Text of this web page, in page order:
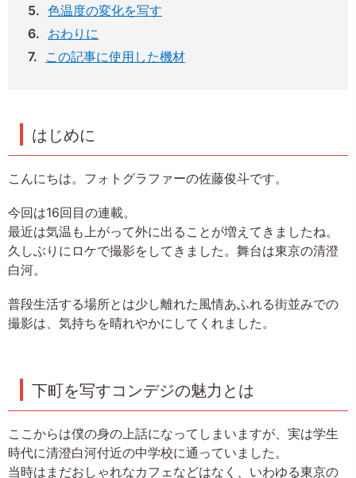
色温度の変化を写す
おわりに
この記事に使用した機材
はじめに
こんにちは。フォトグラファーの佐藤俊斗です。
今回は16回目の連載。
最近は気温も上がって外に出ることが増えてきましたね。
久しぶりにロケで撮影をしてきました。舞台は東京の清澄
白河。
普段生活する場所とは少し離れた風情あふれる街並みでの
撮影は、気持ちを晴れやかにしてくれました。
下町を写すコンデジの魅力とは
ここからは僕の身の上話になってしまいますが、実は学生
時代に清澄白河付近の中学校に通っていました。
当時はまだおしゃれなカフェなどはなく、いわゆる東京の